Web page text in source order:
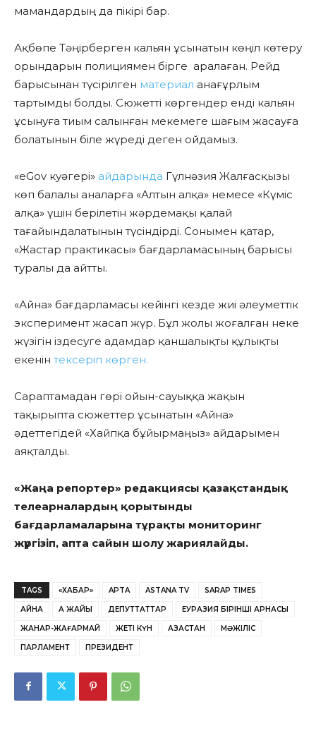
мамандардың да пікірі бар.
Ақбөпе Тәңірберген кальян ұсынатын көңіл көтеру
орындарын полициямен бірге аралаған. Рейд
барысынан түсірілген материал анағұрлым
тартымды болды. Сюжетті көргендер енді кальян
ұсынуға тиым салынған мекемеге шағым жасауға
болатынын біле жүреді деген ойдамыз.
«eGov куәгері» айдарында Гүлнәзия Жалғасқызы
көп балалы аналарға «Алтын алқа» немесе «Күміс
алқа» үшін берілетін жәрдемақы қалай
тағайындалатынын түсіндірді. Сонымен қатар,
«Жастар практикасы» бағдарламасының барысы
туралы да айтты.
«Айна» бағдарламасы кейінгі кезде жиі әлеуметтік
эксперимент жасап жүр. Бұл жолы жоғалған неке
жүзігін іздесуге адамдар қаншалықты құлықты
екенін тексеріп көрген.
Сараптамадан гөрі ойын-сауыққа жақын
тақырыпта сюжеттер ұсынатын «Айна»
әдеттегідей «Хайпқа бұйырмаңыз» айдарымен
аяқталды.
«Жаңа репортер» редакциясы қазақстандық
телеарналардың қорытынды
бағдарламаларына тұрақты мониторинг
жүргізіп, апта сайын шолу жариялайды.
TAGS «ХАБАР» APTA ASTANA TV SARAP TIMES
АЙНА АҚ ЖАЙЫҚ ДЕПУТТАТТАР ЕУРАЗИЯ БІРІНШІ АРНАСЫ
ЖАНАР-ЖАҒАРМАЙ ЖЕТІ КҮН ҚАЗАҚСТАН МӘЖІЛІС
ПАРЛАМЕНТ ПРЕЗИДЕНТ